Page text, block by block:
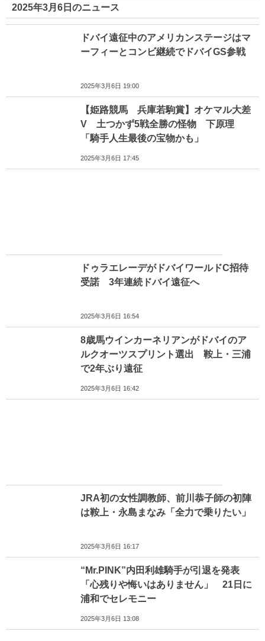
2025年3月6日のニュース
ドバイ遠征中のアメリカンステージはマ
ーフィーとコンビ継続でドバイGS参戦
2025年3月6日 19:00
【姫路競馬 兵庫若駒賞】オケマル大差
V 土つかず5戦全勝の怪物 下原理
「騎手人生最後の宝物かも」
2025年3月6日 17:45
ドゥラエレーデがドバイワールドC招待
受諾 3年連続ドバイ遠征へ
2025年3月6日 16:54
8歳馬ウインカーネリアンがドバイのア
ルクオーツスプリント選出 鞍上・三浦
で2年ぶり遠征
2025年3月6日 16:42
JRA初の女性調教師、前川恭子師の初陣
は鞍上・永島まなみ「全力で乗りたい」
2025年3月6日 16:17
“Mr.PINK”内田利雄騎手が引退を発表
「心残りや悔いはありません」 21日に
浦和でセレモニー
2025年3月6日 13:08